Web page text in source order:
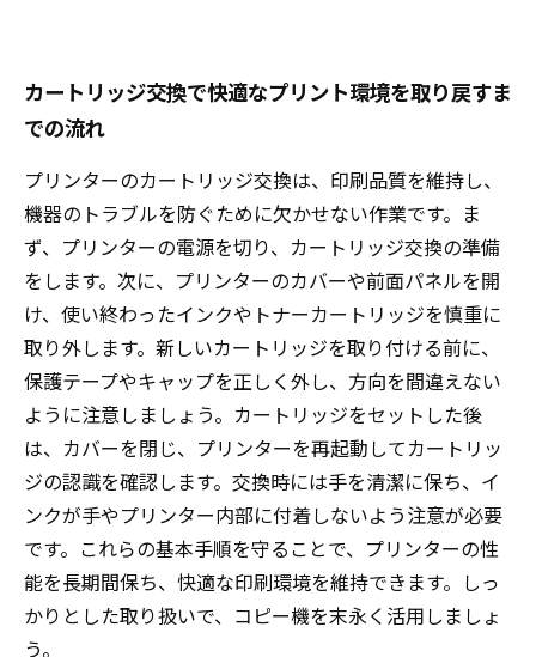
カートリッジ交換で快適なプリント環境を取り戻すま
での流れ
プリンターのカートリッジ交換は、印刷品質を維持し、
機器のトラブルを防ぐために欠かせない作業です。ま
ず、プリンターの電源を切り、カートリッジ交換の準備
をします。次に、プリンターのカバーや前面パネルを開
け、使い終わったインクやトナーカートリッジを慎重に
取り外します。新しいカートリッジを取り付ける前に、
保護テープやキャップを正しく外し、方向を間違えない
ように注意しましょう。カートリッジをセットした後
は、カバーを閉じ、プリンターを再起動してカートリッ
ジの認識を確認します。交換時には手を清潔に保ち、イ
ンクが手やプリンター内部に付着しないよう注意が必要
です。これらの基本手順を守ることで、プリンターの性
能を長期間保ち、快適な印刷環境を維持できます。しっ
かりとした取り扱いで、コピー機を末永く活用しましょ
う。